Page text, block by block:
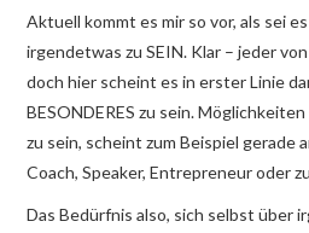
Aktuell kommt es mir so vor, als sei
irgendetwas zu SEIN. Klar – jeder
doch hier scheint es in erster Linie
BESONDERES zu sein.
zu sein, scheint zum Beispiel gerade
Coach, Speaker, Entrepreneur oder
Das Bedürfnis also, sich selbst über